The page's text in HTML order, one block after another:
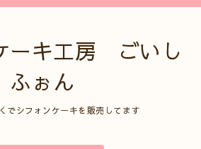
ーキ工房 ごいし
ふぉん
でシフォンケーキを販売してます